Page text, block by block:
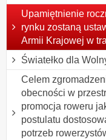
Upamiętnienie
rynku zostaną
Armii Krajowej w
Światełko dla
Celem
obecności w
promocja roweru
postulatu
potrzeb